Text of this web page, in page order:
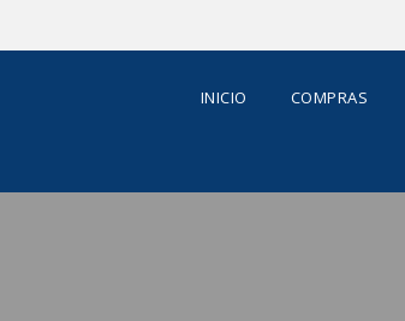
INICIO COMPRAS